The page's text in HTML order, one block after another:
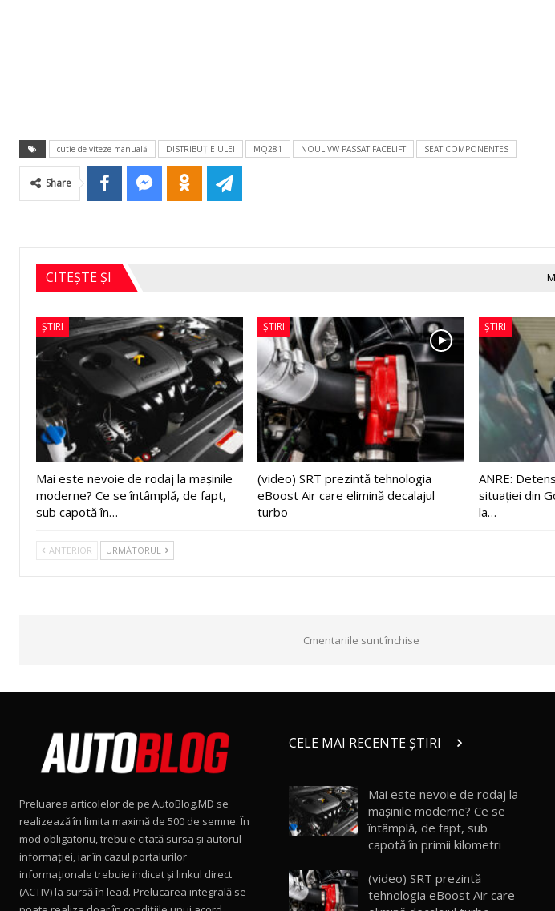
cutie de viteze manuală DISTRIBUŢIE ULEI MQ281 NOUL VW PASSAT FACELIFT SEAT COMPONENTES
Share
CITEȘTE ȘI
ȘTIRI
Mai este nevoie de rodaj la mașinile
moderne? Ce se întâmplă, de fapt,
sub capotă în…
ȘTIRI
(video) SRT prezintă tehnologia
eBoost Air care elimină decalajul
turbo
ȘTIRI
ANRE:
situației din
la…
ANTERIOR URMĂTORUL
Cmentariile sunt închise
Preluarea articolelor de pe AutoBlog.MD se
realizează în limita maximă de 500 de semne. În
mod obligatoriu, trebuie citată sursa și autorul
informației, iar în cazul portalurilor
informaționale trebuie indicat și linkul direct
(ACTIV) la sursă în lead. Prelucarea integrală se
CELE MAI RECENTE ȘTIRI
Mai este nevoie de rodaj la
mașinile moderne? Ce se
întâmplă, de fapt, sub
capotă în primii kilometri
(video) SRT prezintă
tehnologia eBoost Air care